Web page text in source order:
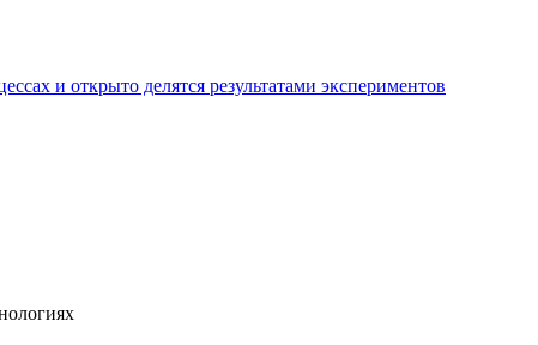
и открыто делятся результатами экспериментов